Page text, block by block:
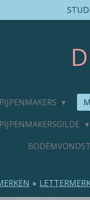
PIJPENMAKERS
PIJPENMAKERSGILDE
BODEMVONDST
»